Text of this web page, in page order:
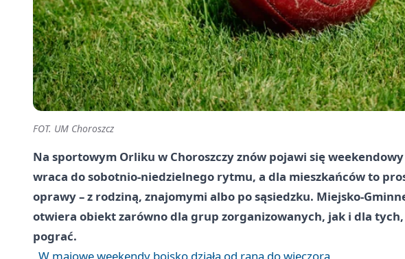
FOT. UM Choroszcz
Na sportowym Orliku w Choroszczy znów pojawi się
wraca do sobotnio-niedzielnego rytmu, a dla mieszkańców to
oprawy – z rodziną, znajomymi albo po sąsiedzku. Miejsko-
otwiera obiekt zarówno dla grup zorganizowanych, jak i dla
pograć.
W majowe weekendy boisko działa od rana do wieczora